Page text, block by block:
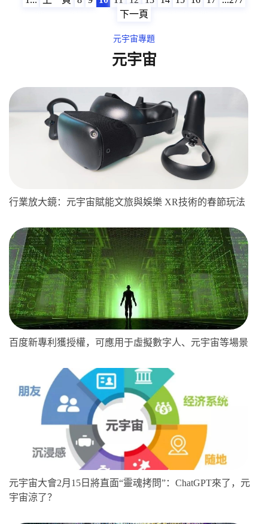
下一頁
元宇宙專題
元宇宙
行業放大鏡：元宇宙賦能文旅與娛樂 XR技術的春節玩法
百度新專利獲授權，可應用于虛擬數字人、元宇宙等場景
元宇宙大會2月15日將直面“靈魂拷問”：ChatGPT來了，元
宇宙涼了？